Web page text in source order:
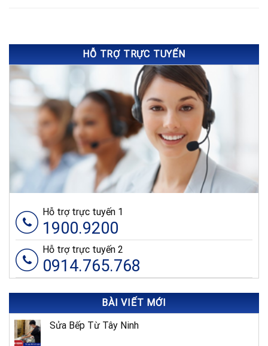
HỖ TRỢ TRỰC TUYẾN
Hỗ trợ trực tuyến 1
1900.9200
Hỗ trợ trực tuyến 2
0914.765.768
BÀI VIẾT MỚI
Sửa Bếp Từ Tây Ninh